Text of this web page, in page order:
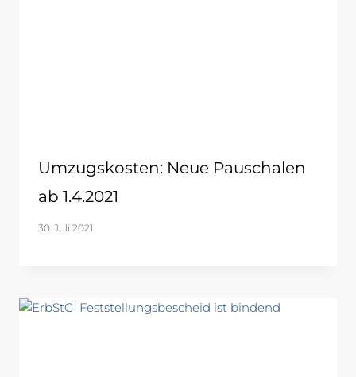
Umzugskosten: Neue Pauschalen
ab 1.4.2021
30. Juli 2021